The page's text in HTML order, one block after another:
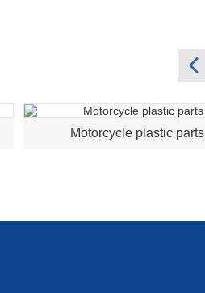
Motorcycle plastic parts